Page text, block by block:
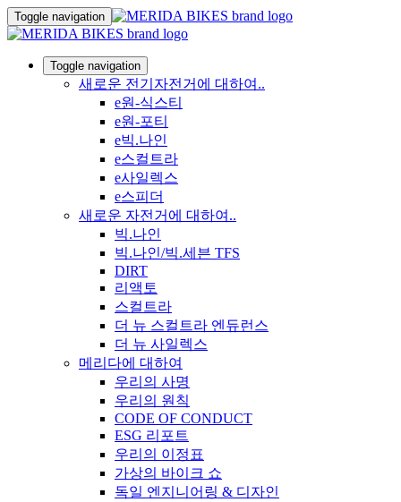
Toggle navigation
Toggle navigation
새로운 전기자전거에 대하여..
e원-식스티
e원-포티
e빅.나인
e스컬트라
e사일렉스
e스피더
새로운 자전거에 대하여..
빅.나인
빅.나인/빅.세븐 TFS
DIRT
리액토
스컬트라
더 뉴 스컬트라 엔듀런스
더 뉴 사일렉스
메리다에 대하여
우리의 사명
우리의 원칙
CODE OF CONDUCT
ESG 리포트
우리의 이정표
가상의 바이크 쇼
독일 엔지니어링 & 디자인